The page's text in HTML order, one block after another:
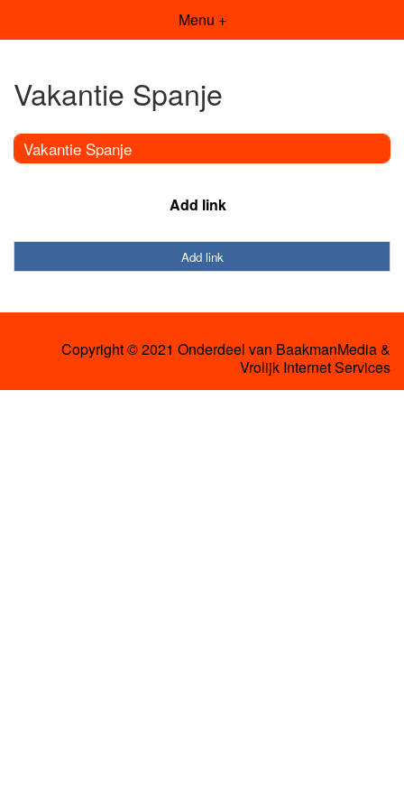
Menu +
Vakantie Spanje
Vakantie Spanje
Add link
Add link
Copyright © 2021 Onderdeel van BaakmanMedia&
Vrolijk Internet Services